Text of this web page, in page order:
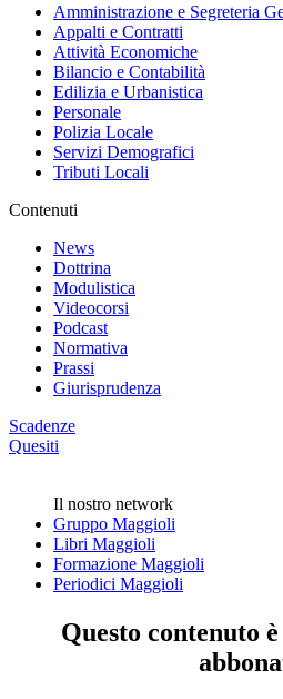
Amministrazione e Segreteria
Appalti e Contratti
Attività Economiche
Bilancio e Contabilità
Edilizia e Urbanistica
Personale
Polizia Locale
Servizi Demografici
Tributi Locali
Contenuti
News
Dottrina
Modulistica
Videocorsi
Podcast
Normativa
Prassi
Giurisprudenza
Scadenze
Quesiti
Il nostro network
Gruppo Maggioli
Libri Maggioli
Formazione Maggioli
Periodici Maggioli
Questo contenuto